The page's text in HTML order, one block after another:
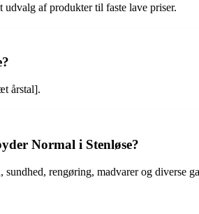
af produkter til faste lave priser.
årstal].
Normal i Stenløse?
rengøring, madvarer og diverse